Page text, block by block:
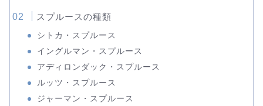
スプルースの種類
シトカ・スプルース
イングルマン・スプルース
アディロンダック・スプルース
ルッツ・スプルース
ジャーマン・スプルース